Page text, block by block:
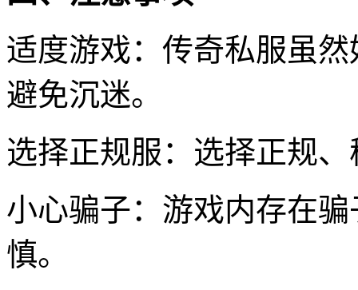
适度游戏：传奇私服虽
避免沉迷。
选择正规服：选择正规
小心骗子：游戏内存在
慎。